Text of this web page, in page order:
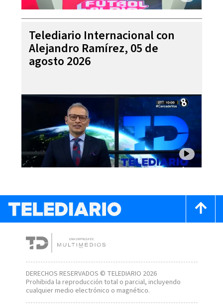
Telediario Internacional con
Alejandro Ramírez, 05 de
agosto 2026
DERECHOS RESERVADOS © TELEDIARIO 2026
Prohibida la reproducción total o parcial, incluyendo
cualquier medio electrónico o magnético.